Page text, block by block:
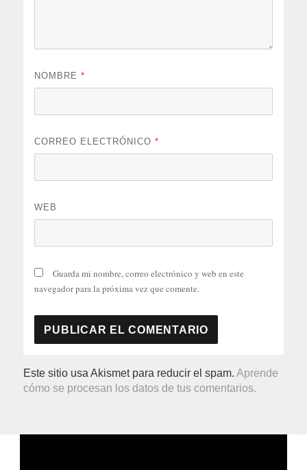
NOMBRE*
CORREO ELECTRÓNICO*
WEB
Guarda mi nombre, correo electrónico y web en este
navegador para la próxima vez que comente.
Este sitio usa Akismet para reducir el spam.Aprende
cómo se procesan los datos de tus comentarios.